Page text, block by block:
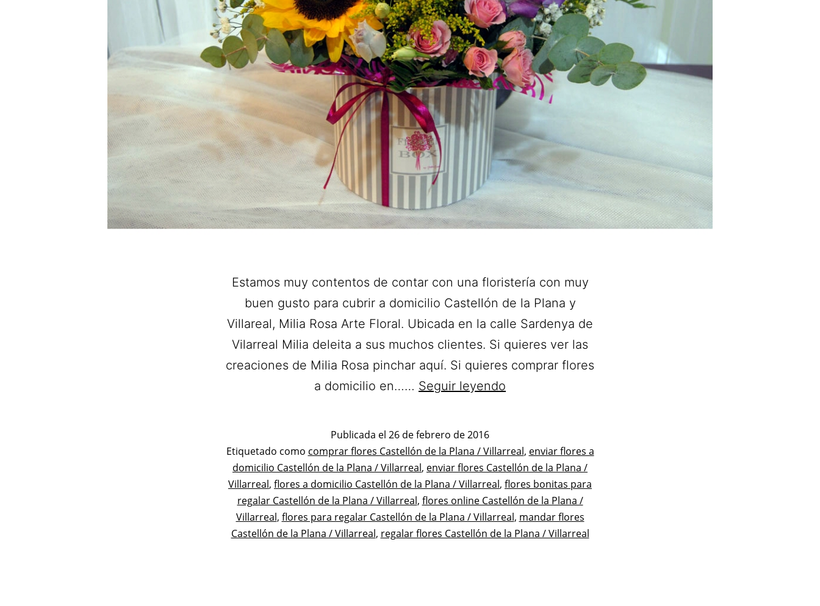
Estamos muy contentos de contar con una floristería con muy
buen gusto para cubrir a domicilio Castellón de la Plana y
Villareal, Milia Rosa Arte Floral. Ubicada en la calle Sardenya de
Vilarreal Milia deleita a sus muchos clientes. Si quieres ver las
creaciones de Milia Rosa pinchar aquí. Si quieres comprar flores
a domicilio en…… Seguir leyendo
Floral.
Ramos
de
Flores
a
Publicada el 26 de febrero de 2016
Categorizado
como
Flores
Etiquetado como comprar flores Castellón de la Plana / Villarreal, enviar flores a
domicilio Castellón de la Plana / Villarreal, enviar flores Castellón de la Plana /
Villarreal, flores a domicilio Castellón de la Plana / Villarreal, flores bonitas para
regalar Castellón de la Plana / Villarreal, flores online Castellón de la Plana /
Villarreal, flores para regalar Castellón de la Plana / Villarreal, mandar flores
Castellón de la Plana / Villarreal, regalar flores Castellón de la Plana / Villarreal